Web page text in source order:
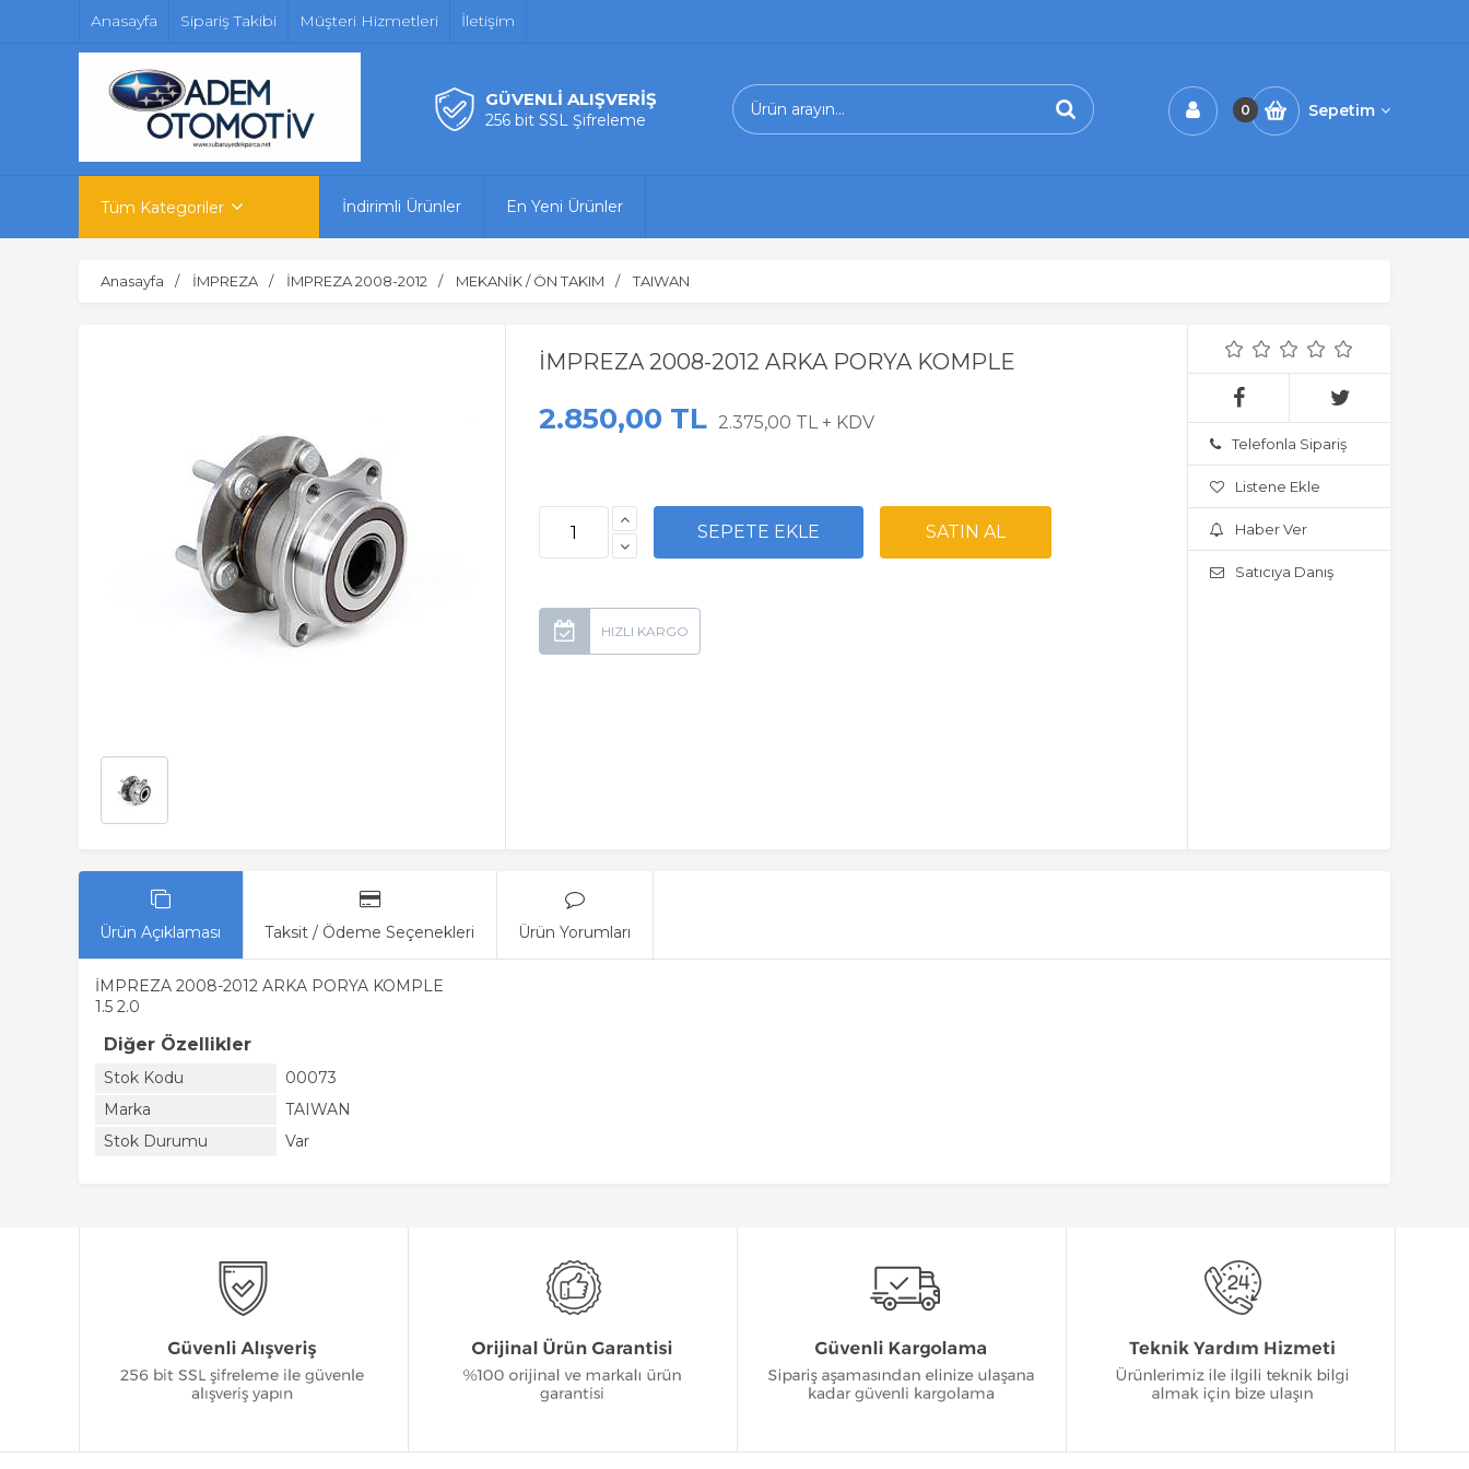
Anasayfa Sipariş Takibi Müşteri Hizmetleri İletişim
GÜVENLİ ALIŞVERİŞ
256 bit SSL Şifreleme
0 Sepetim
Tüm Kategoriler İndirimli Ürünler En Yeni Ürünler
Anasayfa İMPREZA İMPREZA 2008-2012 MEKANİK / ÖN TAKIM TAIWAN
İMPREZA 2008-2012 ARKA PORYA KOMPLE
2.850,00 TL 2.375,00 TL + KDV
Telefonla Sipariş
Listene Ekle
Haber Ver
Satıcıya Danış
Ürün Açıklaması Taksit / Ödeme Seçenekleri Ürün Yorumları
İMPREZA 2008-2012 ARKA PORYA KOMPLE
1.5 2.0
Diğer Özellikler
Stok Kodu
00073
Marka
TAIWAN
Stok Durumu
Var